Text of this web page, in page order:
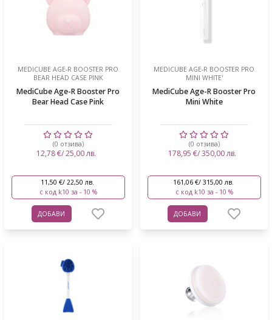
MEDICUBE AGE-R BOOSTER PRO
BEAR HEAD CASE PINK
MediCube Age-R Booster Pro
Bear Head Case Pink
(0 отзива)
12,78 €/ 25,00 лв.
11,50 €/ 22,50 лв.
с код k10 за - 10 %
ДОБАВИ
MEDICUBE AGE-R BOOSTER PRO
MINI WHITE'
MediCube Age-R Booster Pro
Mini White
(0 отзива)
178,95 €/ 350,00 лв.
161,06 €/ 315,00 лв.
с код k10 за - 10 %
ДОБАВИ